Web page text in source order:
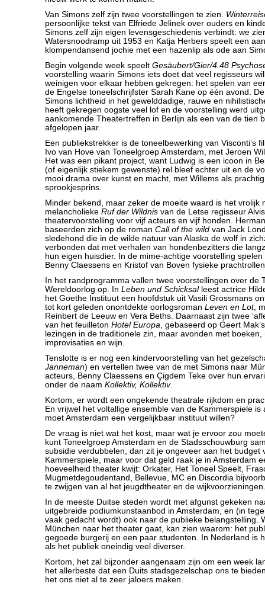
Van Simons zelf zijn twee voorstellingen te zien.
persoonlijke tekst van Elfriede Jelinek over ouders en
Simons zelf zijn eigen levensgeschiedenis verbindt: we
Watersnoodramp uit 1953 en Katja Herbers speelt een
klompendansend jochie met een hazenlip als ode aan
Begin volgende week speelt Gesäubert/Gier/4.48
voorstelling waarin Simons iets doet dat veel regisseurs
weinigen voor elkaar hebben gekregen: het spelen van
de Engelse toneelschrijfster Sarah Kane op één avond.
Simons lichtheid in het gewelddadige, rauwe en
heeft gekregen oogste veel lof en de voorstelling werd
aankomende Theatertreffen in Berlijn als een van de tien
afgelopen jaar.
Een publiekstrekker is de toneelbewerking van Visconti’s
Ivo van Hove van Toneelgroep Amsterdam, met Jeroen
Het was een pikant project, want Ludwig is een icoon in
(of eigenlijk stiekem gewenste) rel bleef echter uit en de
mooi drama over kunst en macht, met Willems als
sprookjesprins.
Minder bekend, maar zeker de moeite waard is het vrolijk
melancholieke Ruf der Wildnis van de Letse regisseur
theatervoorstelling voor vijf acteurs en vijf honden.
baseerden zich op de roman Call of the wild van Jack
sledehond die in de wilde natuur van Alaska de wolf in
verbonden dat met verhalen van hondenbezitters die
hun eigen huisdier. In de mime-achtige voorstelling
Benny Claessens en Kristof van Boven fysieke
In het randprogramma vallen twee voorstellingen over de
Wereldoorlog op. In Leben und Schicksalleest actrice
het Goethe Instituut een hoofdstuk uit Vasili Grossmans
tot kort geleden onontdekte oorlogsroman Leven en Lot,
Reinbert de Leeuw en Vera Beths. Daarnaast zijn twee
van het feuilleton Hotel Europa, gebaseerd op Geert
lezingen in de traditionele zin, maar avonden met boeken,
improvisaties en wijn.
Tenslotte is er nog een kindervoorstelling van het
Janneman) en vertellen twee van de met Simons naar
acteurs, Benny Claessens en Çigdem Teke over hun
onder de naam Kollektiv, Kollektiv.
Kortom, er wordt een ongekende theatrale rijkdom en
En vrijwel het voltallige ensemble van de Kammerspiele is
moet Amsterdam een vergelijkbaar instituut willen?
De vraag is niet wat het kost, maar wat je ervoor zou
kunt Toneelgroep Amsterdam en de Stadsschouwburg
subsidie verdubbelen, dan zit je ongeveer aan het budget
Kammerspiele, maar voor dat geld raak je in Amsterdam
hoeveelheid theater kwijt: Orkater, Het Toneel Speelt,
Mugmetdegoudentand, Bellevue, MC en Discordia
te zwijgen van al het jeugdtheater en de wijkvoorzieningen.
In de meeste Duitse steden wordt met afgunst gekeken
uitgebreide podiumkunstaanbod in Amsterdam, en (in
vaak gedacht wordt) ook naar de publieke belangstelling.
München naar het theater gaat, kan zien waarom: het
gegoede burgerij en een paar studenten. In Nederland is
als het publiek oneindig veel diverser.
Kortom, het zal bijzonder aangenaam zijn om een week
het allerbeste dat een Duits stadsgezelschap ons te
het ons niet al te zeer jaloers maken.